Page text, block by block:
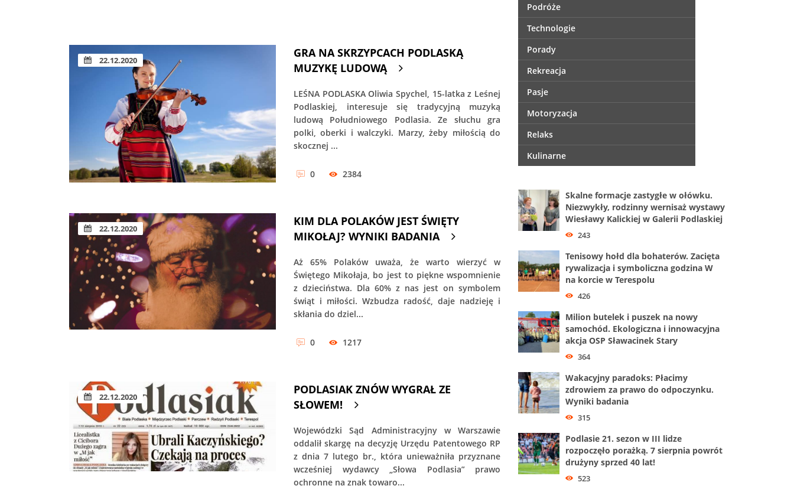
22.12.2020
GRA NA SKRZYPCACH PODLASKĄ
MUZYKĘ LUDOWĄ
LEŚNA PODLASKA Oliwia Spychel, 15-latka z Leśnej
Podlaskiej, interesuje się tradycyjną muzyką
ludową Południowego Podlasia. Ze słuchu gra
polki, oberki i walczyki. Marzy, żeby miłością do
skocznej ...
0 2384
22.12.2020
KIM DLA POLAKÓW JEST ŚWIĘTY
MIKOŁAJ? WYNIKI BADANIA
Aż 65% Polaków uważa, że warto wierzyć w
Świętego Mikołaja, bo jest to piękne wspomnienie
z dzieciństwa. Dla 60% z nas jest on symbolem
świąt i miłości. Wzbudza radość, daje nadzieję i
skłania do dziel...
0 1217
22.12.2020
PODLASIAK ZNÓW WYGRAŁ ZE
SŁOWEM!
Wojewódzki Sąd Administracyjny w Warszawie
oddalił skargę na decyzję Urzędu Patentowego RP
z dnia 7 lutego br., która unieważniła przyznane
wcześniej wydawcy „Słowa Podlasia” prawo
ochronne na znak towaro...
Podróże
Technologie
Porady
Rekreacja
Pasje
Motoryzacja
Relaks
Kulinarne
Skalne formacje zastygłe w ołówku.
Niezwykły, rodzinny wernisaż wystawy
Wiesławy Kalickiej w Galerii Podlaskiej
243
Tenisowy hołd dla bohaterów. Zacięta
rywalizacja i symboliczna godzina W
na korcie w Terespolu
426
Milion butelek i puszek na nowy
samochód. Ekologiczna i innowacyjna
akcja OSP Sławacinek Stary
364
Wakacyjny paradoks: Płacimy
zdrowiem za prawo do odpoczynku.
Wyniki badania
315
Podlasie 21. sezon w III lidze
rozpoczęło porażką. 7 sierpnia powrót
drużyny sprzed 40 lat!
523